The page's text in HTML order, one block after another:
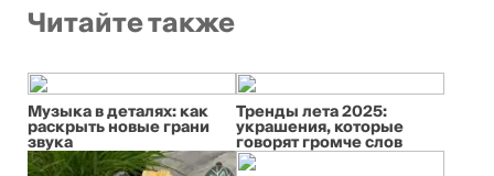
Читайте также
Музыка в деталях: как
раскрыть новые грани
звука
Тренды лета 2025:
украшения, которые
говорят громче слов